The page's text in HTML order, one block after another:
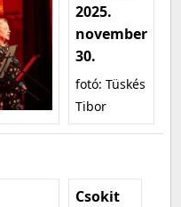
2025.
november
30.
fotó: Tüskés
Tibor
Csokit